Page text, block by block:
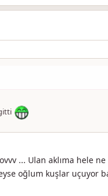
... Ulan aklıma hele
oğlum kuşlar uçuyor